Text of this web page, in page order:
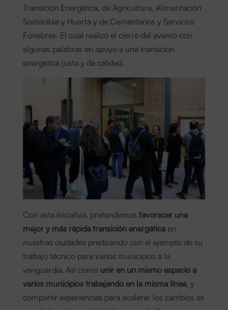
Transición Energética, de Agricultura, Alimentación
Sostenible y Huerta y de Cementerios y Servicios
Fúnebres. El cual realizó el cierre del evento con
algunas palabras en apoyo a una transición
energética justa y de calidad.
Con esta iniciativa, pretendemos favorecer una
mejor y más rápida transición energéticaen
nuestras ciudades predicando con el ejemplo de su
trabajo técnico para varios municipios a la
vanguardia. Así como unir en un mismo espacio a
varios municipios trabajando en la misma línea, y
compartir experiencias para acelerar los cambios es